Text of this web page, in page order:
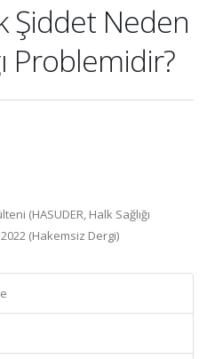
Şiddet Neden
Problemidir?
(HASUDER, Halk Sağlığı
(Hakemsiz Dergi)